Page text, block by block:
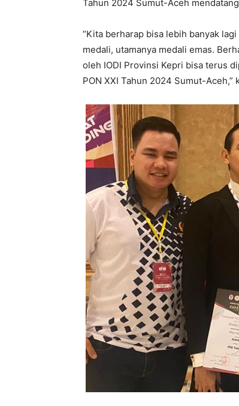
Tahun 2024 Sumut-Aceh
“Kita berharap bisa lebih banyak
medali, utamanya medali emas.
oleh IODI Provinsi Kepri bisa terus
PON XXI Tahun 2024 Sumut-Aceh,”